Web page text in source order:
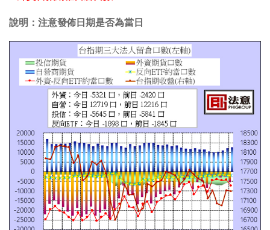
說明：注意發佈日期是否為當日